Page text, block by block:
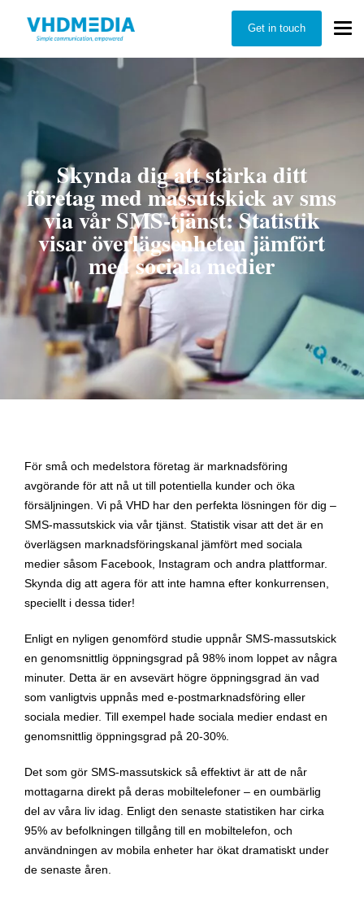
Get in touch
Skynda dig att stärka ditt
företag med massutskick av sms
via vår SMS-tjänst: Statistik
visar överlägsenheten jämfört
med sociala medier
För små och medelstora företag är marknadsföring
avgörande för att nå ut till potentiella kunder och öka
försäljningen. Vi på VHD har den perfekta lösningen för dig –
SMS-massutskick via vår tjänst. Statistik visar att det är en
överlägsen marknadsföringskanal jämfört med sociala
medier såsom Facebook, Instagram och andra plattformar.
Skynda dig att agera för att inte hamna efter konkurrensen,
speciellt i dessa tider!
Enligt en nyligen genomförd studie uppnår SMS-massutskick
en genomsnittlig öppningsgrad på 98% inom loppet av några
minuter. Detta är en avsevärt högre öppningsgrad än vad
som vanligtvis uppnås med e-postmarknadsföring eller
sociala medier. Till exempel hade sociala medier endast en
genomsnittlig öppningsgrad på 20-30%.
Det som gör SMS-massutskick så effektivt är att de når
mottagarna direkt på deras mobiltelefoner – en oumbärlig
del av våra liv idag. Enligt den senaste statistiken har cirka
95% av befolkningen tillgång till en mobiltelefon, och
användningen av mobila enheter har ökat dramatiskt under
de senaste åren.